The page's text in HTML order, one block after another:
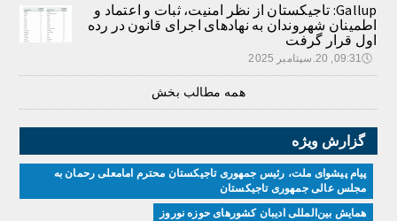
Gallup: تاجیکستان از نظر امنیت، ثبات و اعتماد و
اطمینان شهروندان به نهادهای اجرای قانون در رده
اول قرار گرفت
🕔09:31, 20.سپتامبر 2025
همه مطالب بخش
گزارش ویژه
پیام پیشوای ملت، رئیس جمهوری تاجیکستان محترم امامعلی رحمان به
مجلس عالی جمهوری تاجیکستان
همایش بین‌المللی ادیبان کشور‌های حوزه نوروز